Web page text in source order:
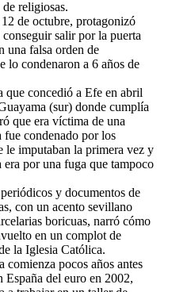
religiosas.
de octubre, protagonizó
salir por la puerta
una falsa orden de
lo condenaron a 6 años de
que concedió a Efe en abril
(sur) donde cumplía
que era víctima de una
fue condenado por los
le imputaban la primera vez y
por una fuga que tampoco
y documentos de
con un acento sevillano
boricuas, narró cómo
en un complot de
la Iglesia Católica.
comienza pocos años antes
España del euro en 2002,